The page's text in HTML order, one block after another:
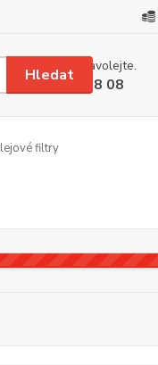
Hledat
Nevíte si rady? Zavolejte.
+420 608 08 18 08
filtry